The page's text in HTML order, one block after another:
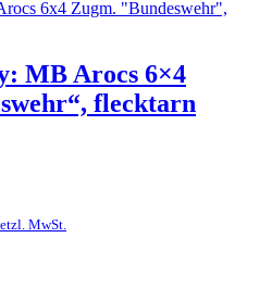
MB Arocs 6×4
flecktarn
MwSt.